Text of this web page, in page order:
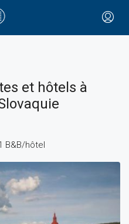
et hôtels à
B&B/hôtel